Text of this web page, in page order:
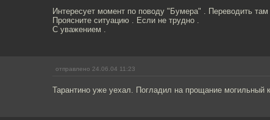
Интересует момент по поводу "Бумера" . Переводить там
Проясните ситуацию . Если не трудно .
С уважением .
отправлено 24.06.04 11:23
Тарантино уже уехал. Погладил на прощание могильный